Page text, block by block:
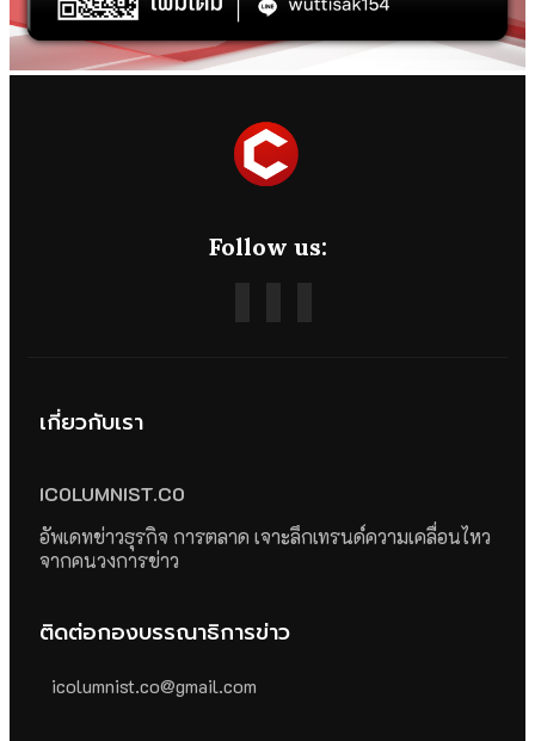
Follow us:
เกี่ยวกับเรา
ICOLUMNIST.CO
อัพเดทข่าวธุรกิจ การตลาด เจาะลึกเทรนด์ความเคลื่อนไหว
จากคนวงการข่าว
ติดต่อกองบรรณาธิการข่าว
icolumnist.co@gmail.com